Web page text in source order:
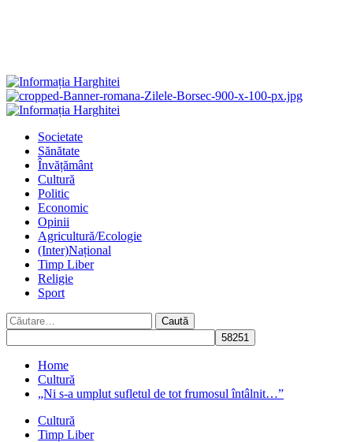
Primary
Societate
Sănătate
Învățământ
Cultură
Politic
Economic
Opinii
Agricultură/Ecologie
(Inter)Național
Timp Liber
Religie
Sport
Caută
după:
Home
Cultură
„Ni s-a umplut sufletul de tot frumosul întâlnit…”
Cultură
Timp Liber